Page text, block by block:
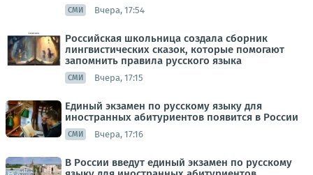
СМИ Вчера, 17:54
Российская школьница создала сборник
лингвистических сказок, которые помогают
запомнить правила русского языка
СМИ Вчера, 17:15
Единый экзамен по русскому языку для
иностранных абитуриентов появится в России
СМИ Вчера, 17:16
В России введут единый экзамен по русскому